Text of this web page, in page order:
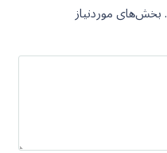
بخش‌های موردنیاز